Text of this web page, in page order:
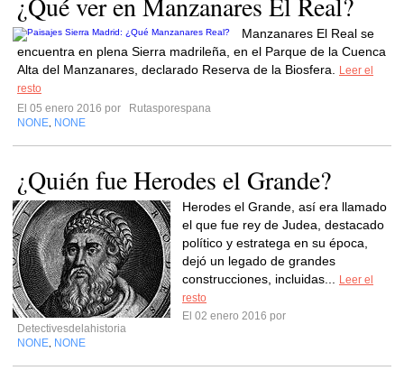
Manzanares El Real se
encuentra en plena Sierra madrileña, en el Parque de la Cuenca
Alta del Manzanares, declarado Reserva de la Biosfera.
Leer el
resto
El 05 enero 2016 por
Rutasporespana
NONE NONE
¿Quién fue Herodes el Grande?
Herodes el Grande, así era llamado
el que fue rey de Judea, destacado
político y estratega en su época,
dejó un legado de grandes
construcciones, incluidas...
Leer el
resto
El 02 enero 2016 por
Detectivesdelahistoria
NONE NONE